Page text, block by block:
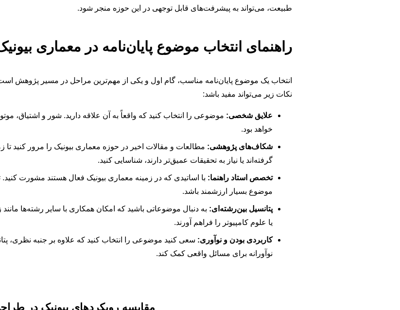
طبیعت، می‌تواند به پیشرفت‌های قابل توجهی در این حوزه منجر شود.
راهنمای انتخاب موضوع پایان‌نامه در معماری
انتخاب یک موضوع پایان‌نامه مناسب، گام اول و یکی از مهم‌ترین مراحل در مسیر پژوهش
نکات زیر می‌تواند مفید باشد:
علایق شخصی: موضوعی را انتخاب کنید که واقعاً به آن علاقه دارید. شور و
خواهد بود.
شکاف‌های پژوهشی: مطالعات و مقالات اخیر در حوزه معماری بیونیک را مرور کنید تا
گرفته‌اند یا نیاز به تحقیقات عمیق‌تر دارند، شناسایی کنید.
تخصص استاد راهنما: با اساتیدی که در زمینه معماری بیونیک فعال هستند مشورت
موضوع بسیار ارزشمند باشد.
پتانسیل بین‌رشته‌ای: به دنبال موضوعاتی باشید که امکان همکاری با سایر رشته‌ها
یا علوم کامپیوتر را فراهم آورند.
کاربردی بودن و نوآوری: سعی کنید موضوعی را انتخاب کنید که علاوه بر جنبه نظری،
نوآورانه برای مسائل واقعی کمک کند.
مقایسه رویکردهای بیونیک در